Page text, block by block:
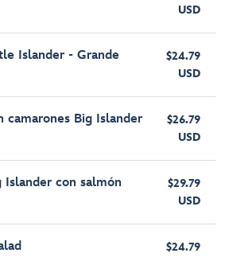
USD
Islander - Grande
$24.79
USD
camarones Big Islander
$26.79
USD
Islander con salmón
$29.79
USD
$24.79